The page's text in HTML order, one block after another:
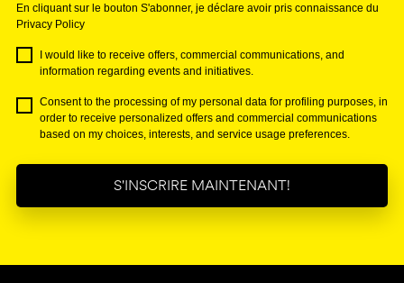
En cliquant sur le bouton S'abonner, je déclare avoir pris connaissance du
Privacy Policy
I would like to receive offers, commercial communications, and
information regarding events and initiatives.
Consent to the processing of my personal data for profiling purposes, in
order to receive personalized offers and commercial communications
based on my choices, interests, and service usage preferences.
S'INSCRIRE MAINTENANT!